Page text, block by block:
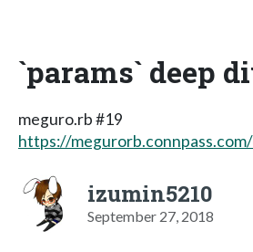
`params` deep
meguro.rb #19
https://
izumin5210
September 27, 2018